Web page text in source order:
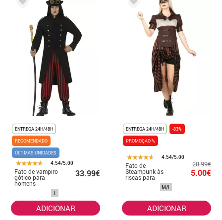
ENTREGA 24H/48H
RECOMENDADO
ÚLTIMAS UNIDADES
4.54/5.00
Fato de vampiro
gótico para
homens
33.99€
L
ADICIONAR
ENTREGA 24H/48H
-83%
PROMOÇAO %
4.54/5.00
Fato de
Steampunk às
riscas para
mulher
28.99€
5.00€
M/L
ADICIONAR